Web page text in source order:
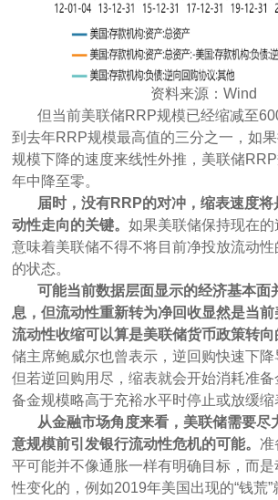
资料来源：Wind
但当前美联储RRP规模已经缩减至
到去年RRP规模最高值的三分之一，如
规模下降的速度来线性外推，美联储
年中降至零。
届时，没有RRP的对冲，缩表速度
动性走向的关键。如果美联储保持现在
意味着美联储不得不将目前净投放流动
的状态。
可能当前数据层面显示的经济基本面
息，但流动性重新转为净回收显然是当前
流动性收缩可以算是美联储货币政策转向
储主席鲍威尔也曾表示，逆回购快速下降
但若逆回购用尽，缩表就会开始消耗准
备金规模略高于充裕水平时停止或放缓缩
从金融市场角度来看，美联储需要尽
意规模前引发银行流动性危机的可能。准
平可能并不像通胀一样有明确目标，而
性变化的，例如2019年美国出现的“钱荒